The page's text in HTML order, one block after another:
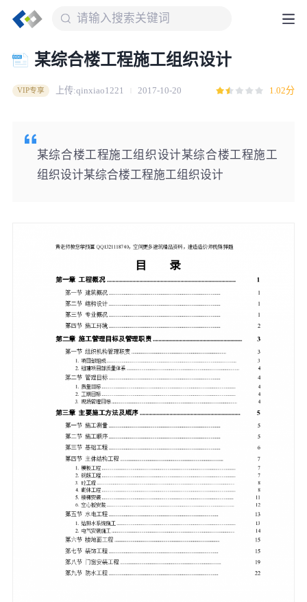
某综合楼工程施工组织设计
VIP专享 上传:qinxiao1221 2017-10-20 1.02分
某综合楼工程施工组织设计某综合楼工程施工
组织设计某综合楼工程施工组织设计